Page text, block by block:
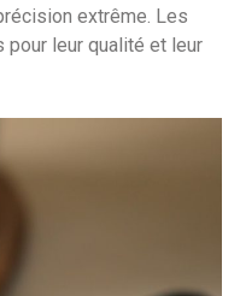
extrême. Les
pour leur qualité et leur